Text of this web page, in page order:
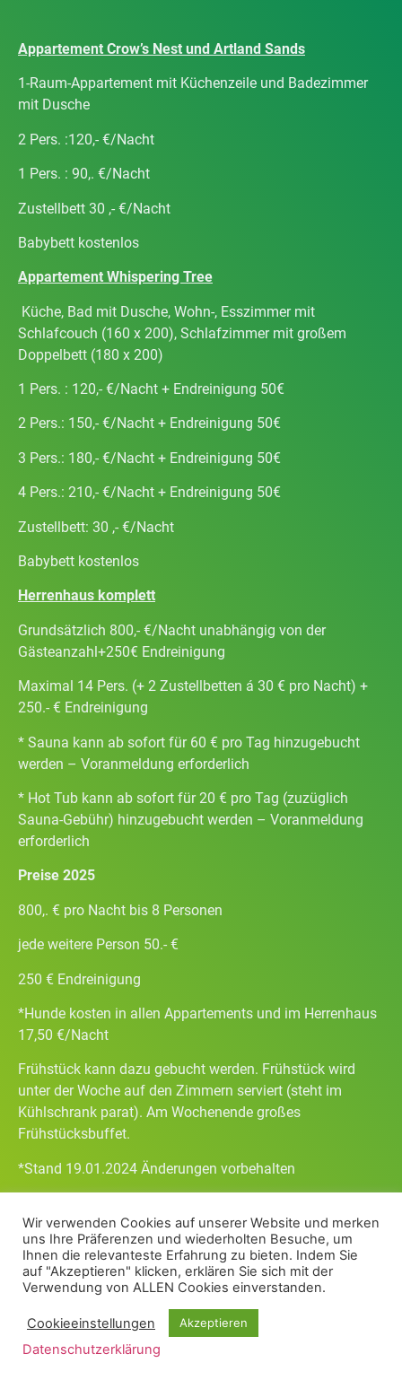
Appartement Crow’s Nest und Artland Sands
1-Raum-Appartement mit Küchenzeile und Badezimmer
mit Dusche
2 Pers. :120,- €/Nacht
1 Pers. : 90,. €/Nacht
Zustellbett 30 ,- €/Nacht
Babybett kostenlos
Appartement Whispering Tree
Küche, Bad mit Dusche, Wohn-, Esszimmer mit
Schlafcouch (160 x 200), Schlafzimmer mit großem
Doppelbett (180 x 200)
1 Pers. : 120,- €/Nacht + Endreinigung 50€
2 Pers.: 150,- €/Nacht + Endreinigung 50€
3 Pers.: 180,- €/Nacht + Endreinigung 50€
4 Pers.: 210,- €/Nacht + Endreinigung 50€
Zustellbett: 30 ,- €/Nacht
Babybett kostenlos
Herrenhaus komplett
Grundsätzlich 800,- €/Nacht unabhängig von der
Gästeanzahl+250€ Endreinigung
Maximal 14 Pers. (+ 2 Zustellbetten á 30 € pro Nacht) +
250.- € Endreinigung
* Sauna kann ab sofort für 60 € pro Tag hinzugebucht
werden – Voranmeldung erforderlich
* Hot Tub kann ab sofort für 20 € pro Tag (zuzüglich
Sauna-Gebühr) hinzugebucht werden – Voranmeldung
erforderlich
Preise 2025
800,. € pro Nacht bis 8 Personen
jede weitere Person 50.- €
250 € Endreinigung
*Hunde kosten in allen Appartements und im Herrenhaus
17,50 €/Nacht
Frühstück kann dazu gebucht werden. Frühstück wird
unter der Woche auf den Zimmern serviert (steht im
Kühlschrank parat). Am Wochenende großes
Frühstücksbuffet.
*Stand 19.01.2024 Änderungen vorbehalten
Karte
Wir verwenden Cookies auf unserer Website und merken
uns Ihre Präferenzen und wiederholten Besuche, um
Ihnen die relevanteste Erfahrung zu bieten. Indem Sie
auf "Akzeptieren" klicken, erklären Sie sich mit der
Verwendung von ALLEN Cookies einverstanden.
Cookieeinstellungen Akzeptieren
Datenschutzerklärung